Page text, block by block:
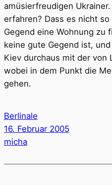
amüsierfreudigen
erfahren? Dass es nicht
Gegend eine Wohnung zu
keine gute Gegend ist,
Kiev durchaus mit der von
wobei in dem Punkt die
gehen.
Berlinale
16. Februar 2005
micha